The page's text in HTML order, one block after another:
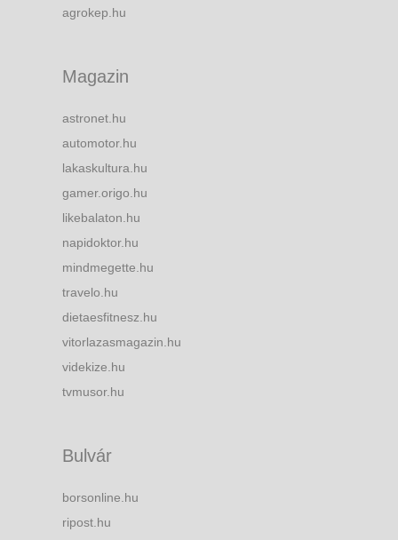
agrokep.hu
Magazin
astronet.hu
automotor.hu
lakaskultura.hu
gamer.origo.hu
likebalaton.hu
napidoktor.hu
mindmegette.hu
travelo.hu
dietaesfitnesz.hu
vitorlazasmagazin.hu
videkize.hu
tvmusor.hu
Bulvár
borsonline.hu
ripost.hu